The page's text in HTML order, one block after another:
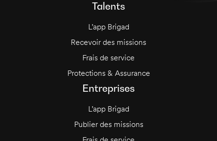
Talents
L’app Brigad
Recevoir des missions
Frais de service
Protections & Assurance
Entreprises
L’app Brigad
Publier des missions